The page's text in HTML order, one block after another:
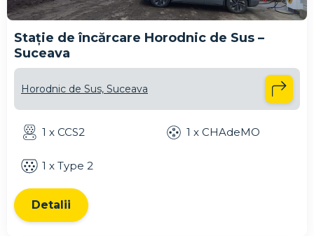
Stație de încărcare Horodnic de Sus –
Suceava
Horodnic de Sus, Suceava
1 x CCS2 1 x CHAdeMO
1 x Type 2
Detalii